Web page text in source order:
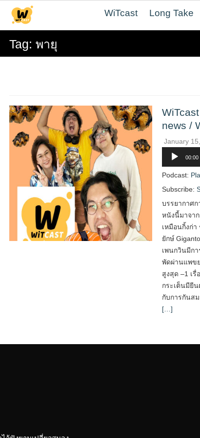
WiTcast Long Take
Tag: พายุ
news /
January
Audio
00:00
Podcast:
Subscribe:
บรรยากาศ
หนังนี้มาจา
เหมือนกิ้งก่
ยักษ์
เพนกวินมีก
พัดผ่านแพข
สูงสุด –1 เ
กระเต็นมียี
กับการกันส
[…]